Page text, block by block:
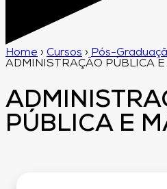
Home › Cursos › Pós-
ADMINISTRAÇÃO PÚBLICA E
PÚBLICA E